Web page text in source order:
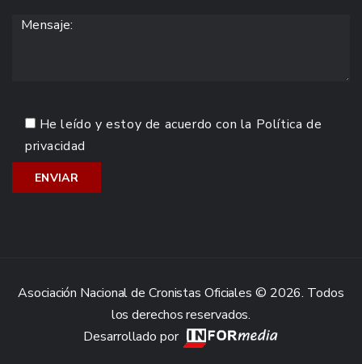
He leído y estoy de acuerdo con la Política de
privacidad
Asociación Nacional de Cronistas Oficiales © 2026. Todos
los derechos reservados.
Desarrollado por